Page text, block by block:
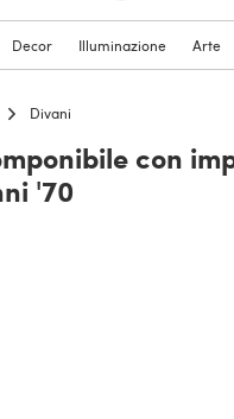
Decor Illuminazione Arte
Divani
con
'70